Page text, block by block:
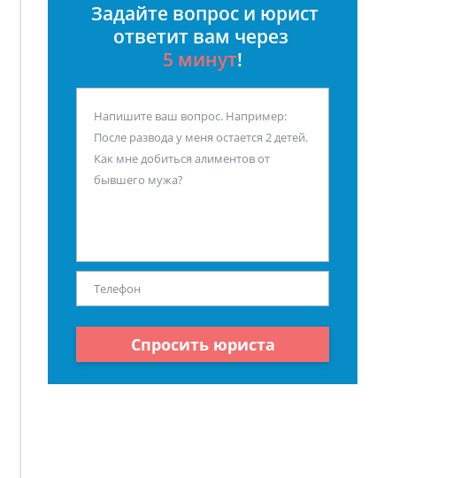
Задайте вопрос и юрист
ответит вам через
5 минут!
Спросить юриста